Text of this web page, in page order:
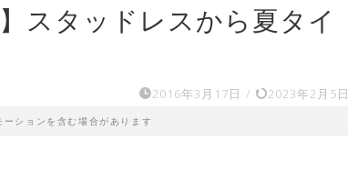
スタッドレスから夏タイ
2016年3月17日 / 2023年2月5日
ションを含む場合があります